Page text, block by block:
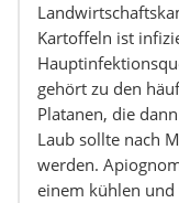
Kartoffeln ist
gehört zu den
Platanen, die
Laub sollte nach
werden.
einem kühlen